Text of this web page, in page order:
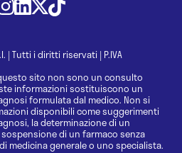
| Tutti i diritti riservati | P.IVA
sito non sono un consulto
informazioni sostituiscono un
formulata dal medico. Non si
disponibili come suggerimenti
la determinazione di un
di un farmaco senza
medicina generale o uno specialista.